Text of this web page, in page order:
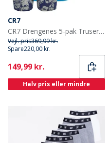
CR7
CR7 Drengenes 5-pak Truser Multifarvet
Vejl. pris369,99 kr.
Spare220,00 kr.
Current
149,99 kr.
Halv pris eller mindre